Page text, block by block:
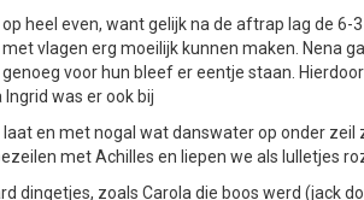
heel even, want gelijk na de aftrap lag de 6-
vlagen erg moeilijk kunnen maken. Nena
voor hun bleef er eentje staan.
was er ook bij
en met nogal wat danswater op onder
met Achilles en liepen we als lulletjes
dingetjes, zoals Carola die boos werd (jack